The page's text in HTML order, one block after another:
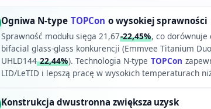
Ogniwa N-type TOPCon o wysokiej sprawności
Sprawność modułu sięga 21,67-22,45%, co dorównuje
bifacial glass-glass konkurencji (Emmvee Titanium Duo
UHLD14422,44%). Technologia N-type TOPCon
LID/LeTID i lepszą pracę w wysokich temperaturach
Konstrukcja dwustronna zwiększa uzysk